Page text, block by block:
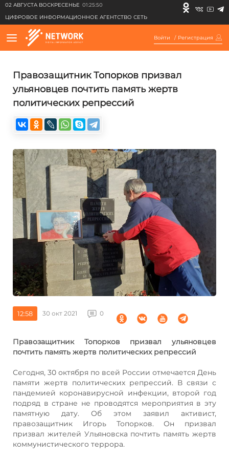
02 АВГУСТА ВОСКРЕСЕНЬЕ 01:25:50
ЦИФРОВОЕ ИНФОРМАЦИОННОЕ АГЕНТСТВО СЕТЬ
Войти / Регистрация
Правозащитник Топорков призвал
ульяновцев почтить память жертв
политических репрессий
12:58 30 окт 2021 0
Правозащитник Топорков призвал ульяновцев
почтить память жертв политических репрессий
Сегодня, 30 октября по всей России отмечается День
памяти жертв политических репрессий. В связи с
пандемией коронавирусной инфекции, второй год
подряд в стране не проводятся мероприятия в эту
памятную дату. Об этом заявил активист,
правозащитник Игорь Топорков. Он призвал
призвал жителей Ульяновска почтить память жертв
коммунистического террора.